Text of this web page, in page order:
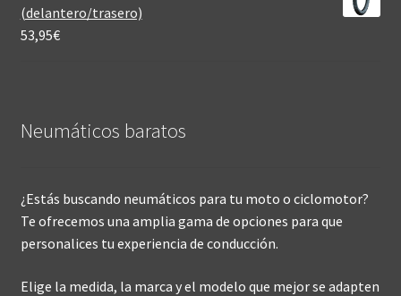
(delantero/trasero)
53,95€
Neumáticos baratos
¿Estás buscando neumáticos para tu moto o ciclomotor?
Te ofrecemos una amplia gama de opciones para que
personalices tu experiencia de conducción.
Elige la medida, la marca y el modelo que mejor se adapten